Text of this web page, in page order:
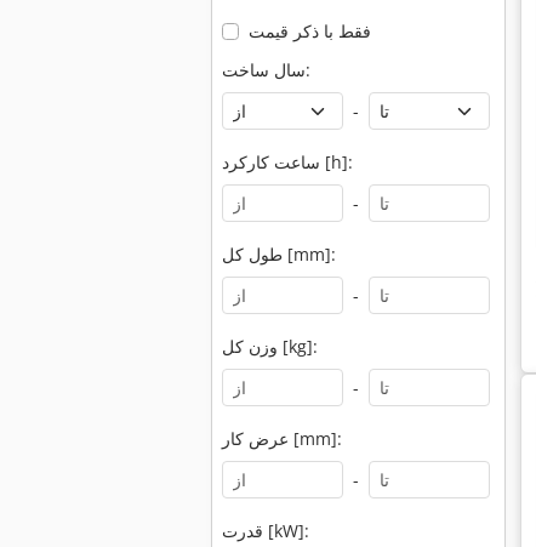
فقط با ذکر قیمت
سال ساخت:
-
ساعت کارکرد [h]:
-
طول کل [mm]:
-
وزن کل [kg]:
-
عرض کار [mm]:
-
قدرت [kW]: